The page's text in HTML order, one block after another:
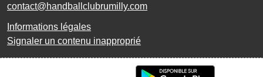
contact@handballclubrumilly.com
Informations légales
Signaler un contenu inapproprié